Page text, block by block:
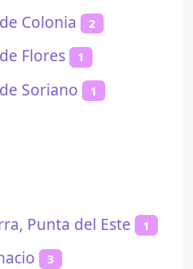
Colonia 2
Flores 1
Soriano 1
Punta del Este 1
3